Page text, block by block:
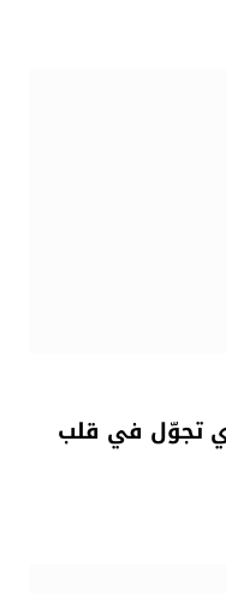
تجوّل في قلب